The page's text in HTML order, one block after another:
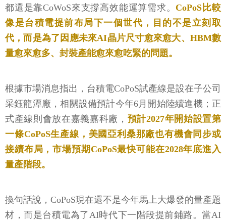
都還是靠CoWoS來支撐高效能運算需求。CoPoS比較
像是台積電提前布局下一個世代，目的不是立刻取
代，而是為了因應未來AI晶片尺寸愈來愈大、HBM數
量愈來愈多、封裝產能愈來愈吃緊的問題。
根據市場消息指出，台積電CoPoS試產線是設在子公司
采鈺龍潭廠，相關設備預計今年6月開始陸續進機；正
式產線則會放在嘉義嘉科廠， 預計2027年開始設置第
一條CoPoS生產線，美國亞利桑那廠也有機會同步或
接續布局，市場預期CoPoS最快可能在2028年底進入
量產階段。
換句話說，CoPoS現在還不是今年馬上大爆發的量產題
材，而是台積電為了AI時代下一階段提前鋪路。當AI